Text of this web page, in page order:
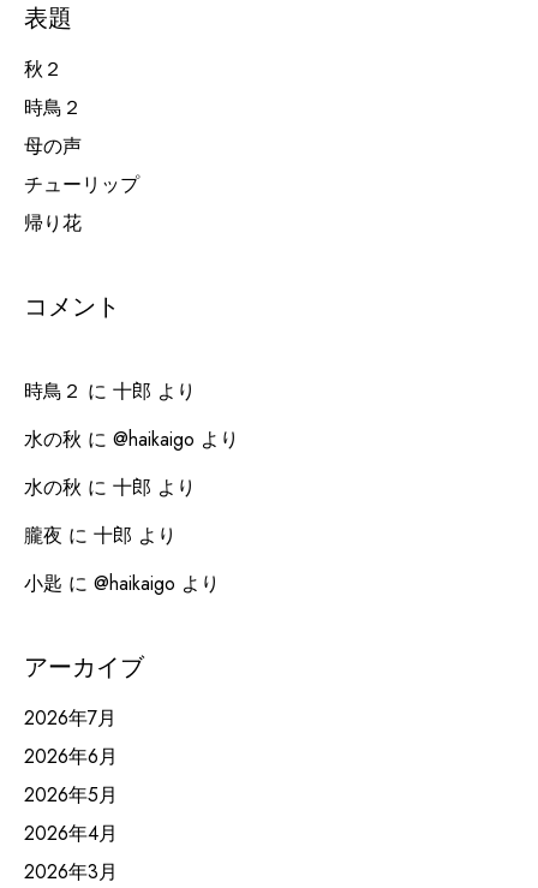
表題
秋２
時鳥２
母の声
チューリップ
帰り花
コメント
時鳥２ に 十郎 より
水の秋 に @haikaigo より
水の秋 に 十郎 より
朧夜 に 十郎 より
小匙 に @haikaigo より
アーカイブ
2026年7月
2026年6月
2026年5月
2026年4月
2026年3月